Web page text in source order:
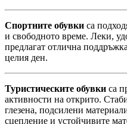
Спортните обувки са
и свободното време. Леки,
предлагат отлична
целия ден.
Туристическите обувки са
активности на открито.
глезена, подсилени
сцепление и устойчивите